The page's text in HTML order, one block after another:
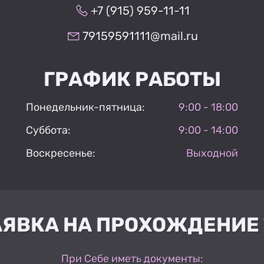
+7 (915) 959-11-11
79159591111@mail.ru
ГРАФИК РАБОТЫ
Понедельник-пятница:
9:00 - 18:00
Суббота:
9:00 - 14:00
Воскресенье:
Выходной
НА ПРОХОЖДЕНИЕ
При Себе иметь документы: